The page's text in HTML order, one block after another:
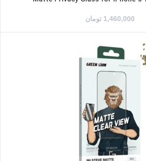
1,460,000 تومان